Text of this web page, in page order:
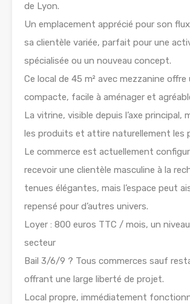
de Lyon.
Un emplacement apprécié pour son
sa clientèle variée, parfait pour une
spécialisée ou un nouveau concept.
Ce local de 45 m² avec mezzanine offre
compacte, facile à aménager et
La vitrine, visible depuis l’axe principal,
les produits et attire naturellement les
Le commerce est actuellement
recevoir une clientèle masculine à la
tenues élégantes, mais l’espace peut
repensé pour d’autres univers.
Loyer : 800 euros TTC / mois, un
secteur
Bail 3/6/9 ? Tous commerces sauf
offrant une large liberté de projet.
Local propre, immédiatement